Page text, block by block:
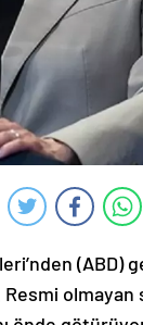
(ABD)
olmayan